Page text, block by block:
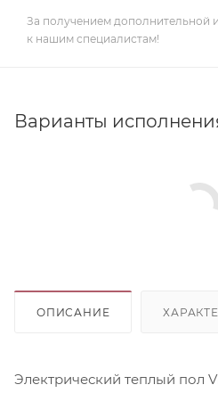
За получением дополнительной
к нашим специалистам!
Варианты
ОПИСАНИЕ
Электрический теплый пол